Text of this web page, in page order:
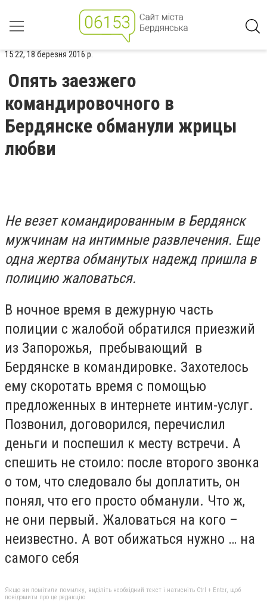
15:22, 18 березня 2016 р.
Опять заезжего
командировочного в
Бердянске обманули жрицы
любви
Не везет командированным в Бердянск
мужчинам на интимные развлечения. Еще
одна жертва обманутых надежд пришла в
полицию жаловаться.
В ночное время в дежурную часть
полиции с жалобой обратился приезжий
из Запорожья, пребывающий в
Бердянске в командировке. Захотелось
ему скоротать время с помощью
предложенных в интернете интим-услуг.
Позвонил, договорился, перечислил
деньги и поспешил к месту встречи. А
спешить не стоило: после второго звонка
о том, что следовало бы доплатить, он
понял, что его просто обманули. Что ж,
не они первый. Жаловаться на кого –
неизвестно. А вот обижаться нужно … на
самого себя
Якщо ви помітили помилку, виділіть необхідний текст і натисніть Ctrl + Enter, щоб
повідомити про це редакцію